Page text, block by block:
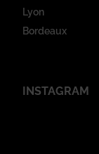
Lyon
Bordeaux
INSTAGRAM